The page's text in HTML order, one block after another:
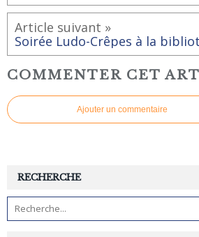
Article suivant »
COMMENTER CET
Ajouter un commentaire
RECHERCHE